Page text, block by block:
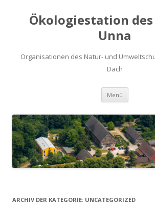
Ökologiestation des
Unna
Organisationen des Natur- und
Dach
Menü Zum
springen
ARCHIV DER KATEGORIE: UNCATEGORIZED